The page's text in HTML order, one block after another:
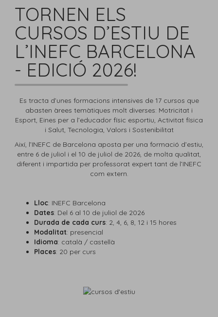
TORNEN ELS
CURSOS D’ESTIU DE
L’INEFC BARCELONA
- EDICIÓ 2026!
Es tracta d’unes formacions intensives de 17 cursos que
abasten àrees temàtiques molt diverses: Motricitat i
Esport, Eines per a l’educador físic esportiu, Activitat física
i Salut, Tecnologia, Valors i Sostenibilitat
Així, l’INEFC de Barcelona aposta per una formació d’estiu,
entre 6 de juliol i el 10 de juliol de 2026, de molta qualitat,
diferent i impartida per professorat expert tant de l’INEFC
com extern.
Lloc: INEFC Barcelona
Dates: Del 6 al 10 de juliol de 2026
Durada de cada curs: 2, 4, 6, 8, 12 i 15 hores
Modalitat: presencial
Idioma: català / castellà
Places: 20 per curs